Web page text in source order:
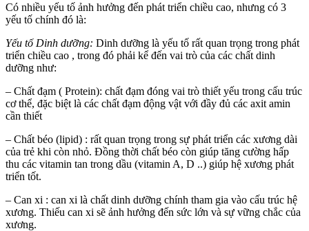
Có nhiều yếu tố ảnh hưởng đến phát triển chiều cao, nhưng có 3
yếu tố chính đó là:
Yếu tố Dinh dưỡng: Dinh dưỡng là yếu tố rất quan trọng trong phát
triển chiều cao , trong đó phải kể đến vai trò của các chất dinh
dưỡng như:
– Chất đạm ( Protein): chất đạm đóng vai trò thiết yếu trong cấu trúc
cơ thể, đặc biệt là các chất đạm động vật với đầy đủ các axit amin
cần thiết
– Chất béo (lipid) : rất quan trọng trong sự phát triển các xương dài
của trẻ khi còn nhỏ. Đồng thời chất béo còn giúp tăng cường hấp
thu các vitamin tan trong dầu (vitamin A, D ..) giúp hệ xương phát
triển tốt.
– Can xi : can xi là chất dinh dưỡng chính tham gia vào cấu trúc hệ
xương. Thiếu can xi sẽ ảnh hưởng đến sức lớn và sự vững chắc của
xương.